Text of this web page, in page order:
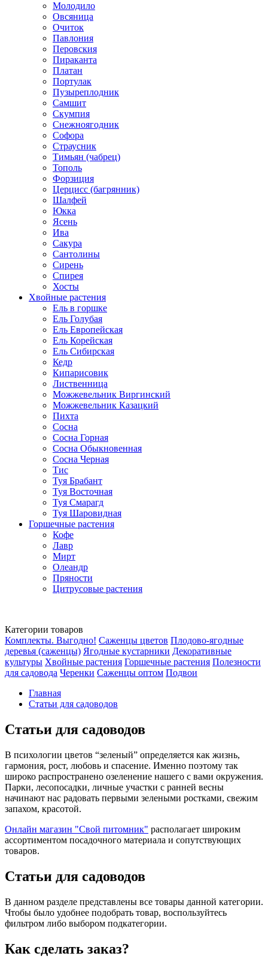
Молодило
Овсяница
Очиток
Павлония
Перовския
Пираканта
Платан
Портулак
Пузыреплодник
Самшит
Скумпия
Снежноягодник
Софора
Страусник
Тимьян (чабрец)
Тополь
Форзиция
Церцисс (багрянник)
Шалфей
Юкка
Ясень
Ива
Сакура
Сантолины
Сирень
Спирея
Хосты
Хвойные растения
Ель в горшке
Ель Голубая
Ель Европейская
Ель Корейская
Ель Сибирская
Кедр
Кипарисовик
Лиственница
Можжевельник Виргинский
Можжевельник Казацкий
Пихта
Сосна
Сосна Горная
Сосна Обыкновенная
Сосна Черная
Тис
Туя Брабант
Туя Восточная
Туя Смарагд
Туя Шаровидная
Горшечные растения
Кофе
Лавр
Мирт
Олеандр
Пряности
Цитрусовые растения
Категории товаров
Комплекты. Выгодно! Саженцы цветов Плодово-ягодные
деревья (саженцы) Ягодные кустарники Декоративные
культуры Хвойные растения Горшечные растения Полезности
для садовода Черенки Саженцы оптом Подвои
Главная
Статьи для садоводов
Статьи для садоводов
В психологии цветов “зеленый” определяется как жизнь,
гармония, рост, любовь и спасение. Именно поэтому так
широко распространено озеленение нашего с вами окружения.
Парки, лесопосадки, личные участки с ранней весны
начинают нас радовать первыми зелеными ростками, свежим
запахом, красотой.
Онлайн магазин "Свой питомник" располагает широким
ассортиментом посадочного материала и сопутствующих
товаров.
Статьи для садоводов
В данном разделе представлены все товары данной категории.
Чтобы было удобнее подобрать товар, воспользуйтесь
фильтром либо выбором подкатегории.
Как сделать заказ?